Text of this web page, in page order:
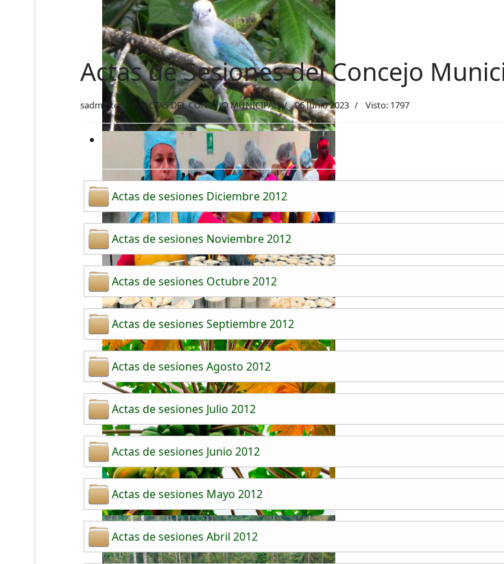
Actas de Sesiones del Concejo
sadmintecc ACTAS DEL CONCEJO MUNICIPAL 06 Junio 2023 Visto: 1797
Actas de sesiones Diciembre 2012
Actas de sesiones Noviembre 2012
Actas de sesiones Octubre 2012
Actas de sesiones Septiembre 2012
Actas de sesiones Agosto 2012
Actas de sesiones Julio 2012
Actas de sesiones Junio 2012
Actas de sesiones Mayo 2012
Actas de sesiones Abril 2012